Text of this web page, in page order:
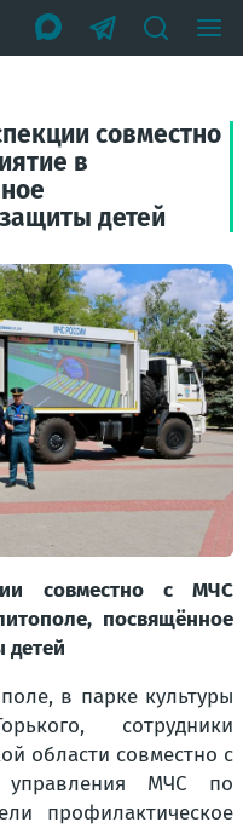
совместно
в
детей
совместно с МЧС
посвящённое
в парке культуры
сотрудники
области совместно с
управления МЧС по
профилактическое